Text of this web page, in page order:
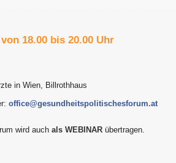
18.00 bis 20.00 Uhr
in Wien, Billrothhaus
office@gesundheitspolitischesforum.at
wird auch als WEBINAR übertragen.